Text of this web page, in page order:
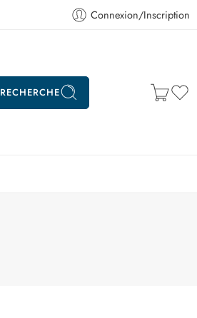
Connexion/Inscription
RECHERCHE